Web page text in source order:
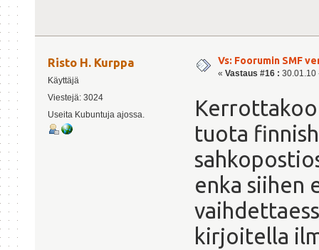
Risto H. Kurppa
Käyttäjä
Viestejä: 3024
Useita Kubuntuja ajossa.
Vs: Foorumin SMF
« Vastaus #16 : 30.01.10
tuota
enka siihen
kirjoitella